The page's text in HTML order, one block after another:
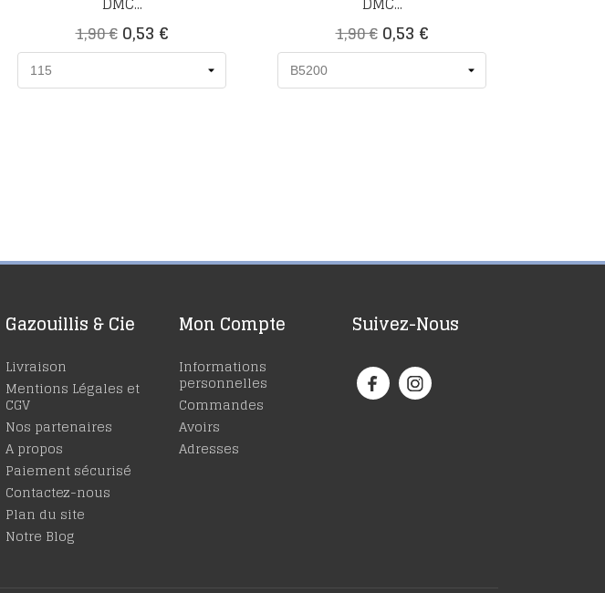
Prix
de
1,90 € Prix
0,53 € Prix
de
1,90 € Prix
0,53 €
Gazouillis & Cie
Livraison
Mentions Légales et
CGV
Nos partenaires
A propos
Paiement sécurisé
Contactez-nous
Plan du site
Notre Blog
Mon Compte
Informations
personnelles
Commandes
Avoirs
Adresses
Suivez-Nous